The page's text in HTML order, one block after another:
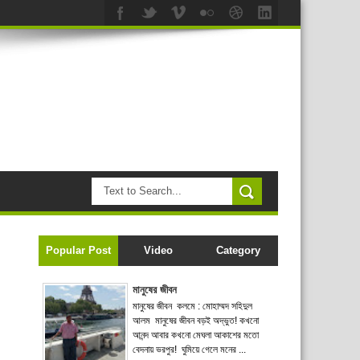
Popular Post Video Category
মানুষের জীবন
মানুষের জীবন কলমে : মোহাম্মদ সহিদুল
আলম মানুষের জীবন বড়ই অদ্ভুত! কখনো
আনন্দ আবার কখনো মেঘলা আকাশের মতো
বেদনায় ভরপুর! ঘুমিয়ে গেলে মনের ...